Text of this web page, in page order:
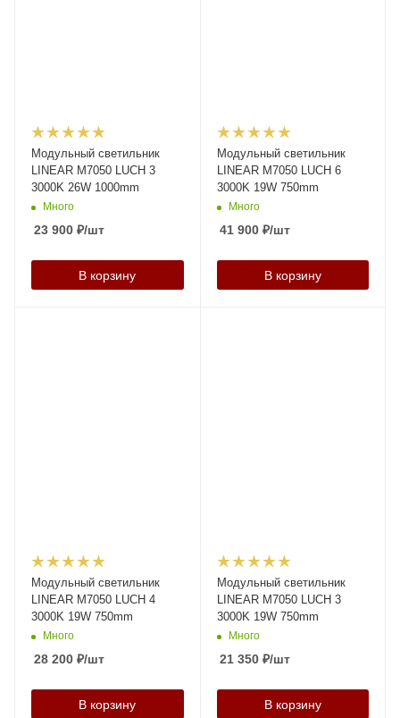
Модульный светильник
LINEAR M7050 LUCH 3
3000K 26W 1000mm
Много
23 900 ₽/шт
В корзину
Модульный светильник
LINEAR M7050 LUCH 6
3000K 19W 750mm
Много
41 900₽/шт
В корзину
Модульный светильник
LINEAR M7050 LUCH 4
3000K 19W 750mm
Много
28 200 ₽/шт
В корзину
Модульный светильник
LINEAR M7050 LUCH 3
3000K 19W 750mm
Много
21 350₽/шт
В корзину